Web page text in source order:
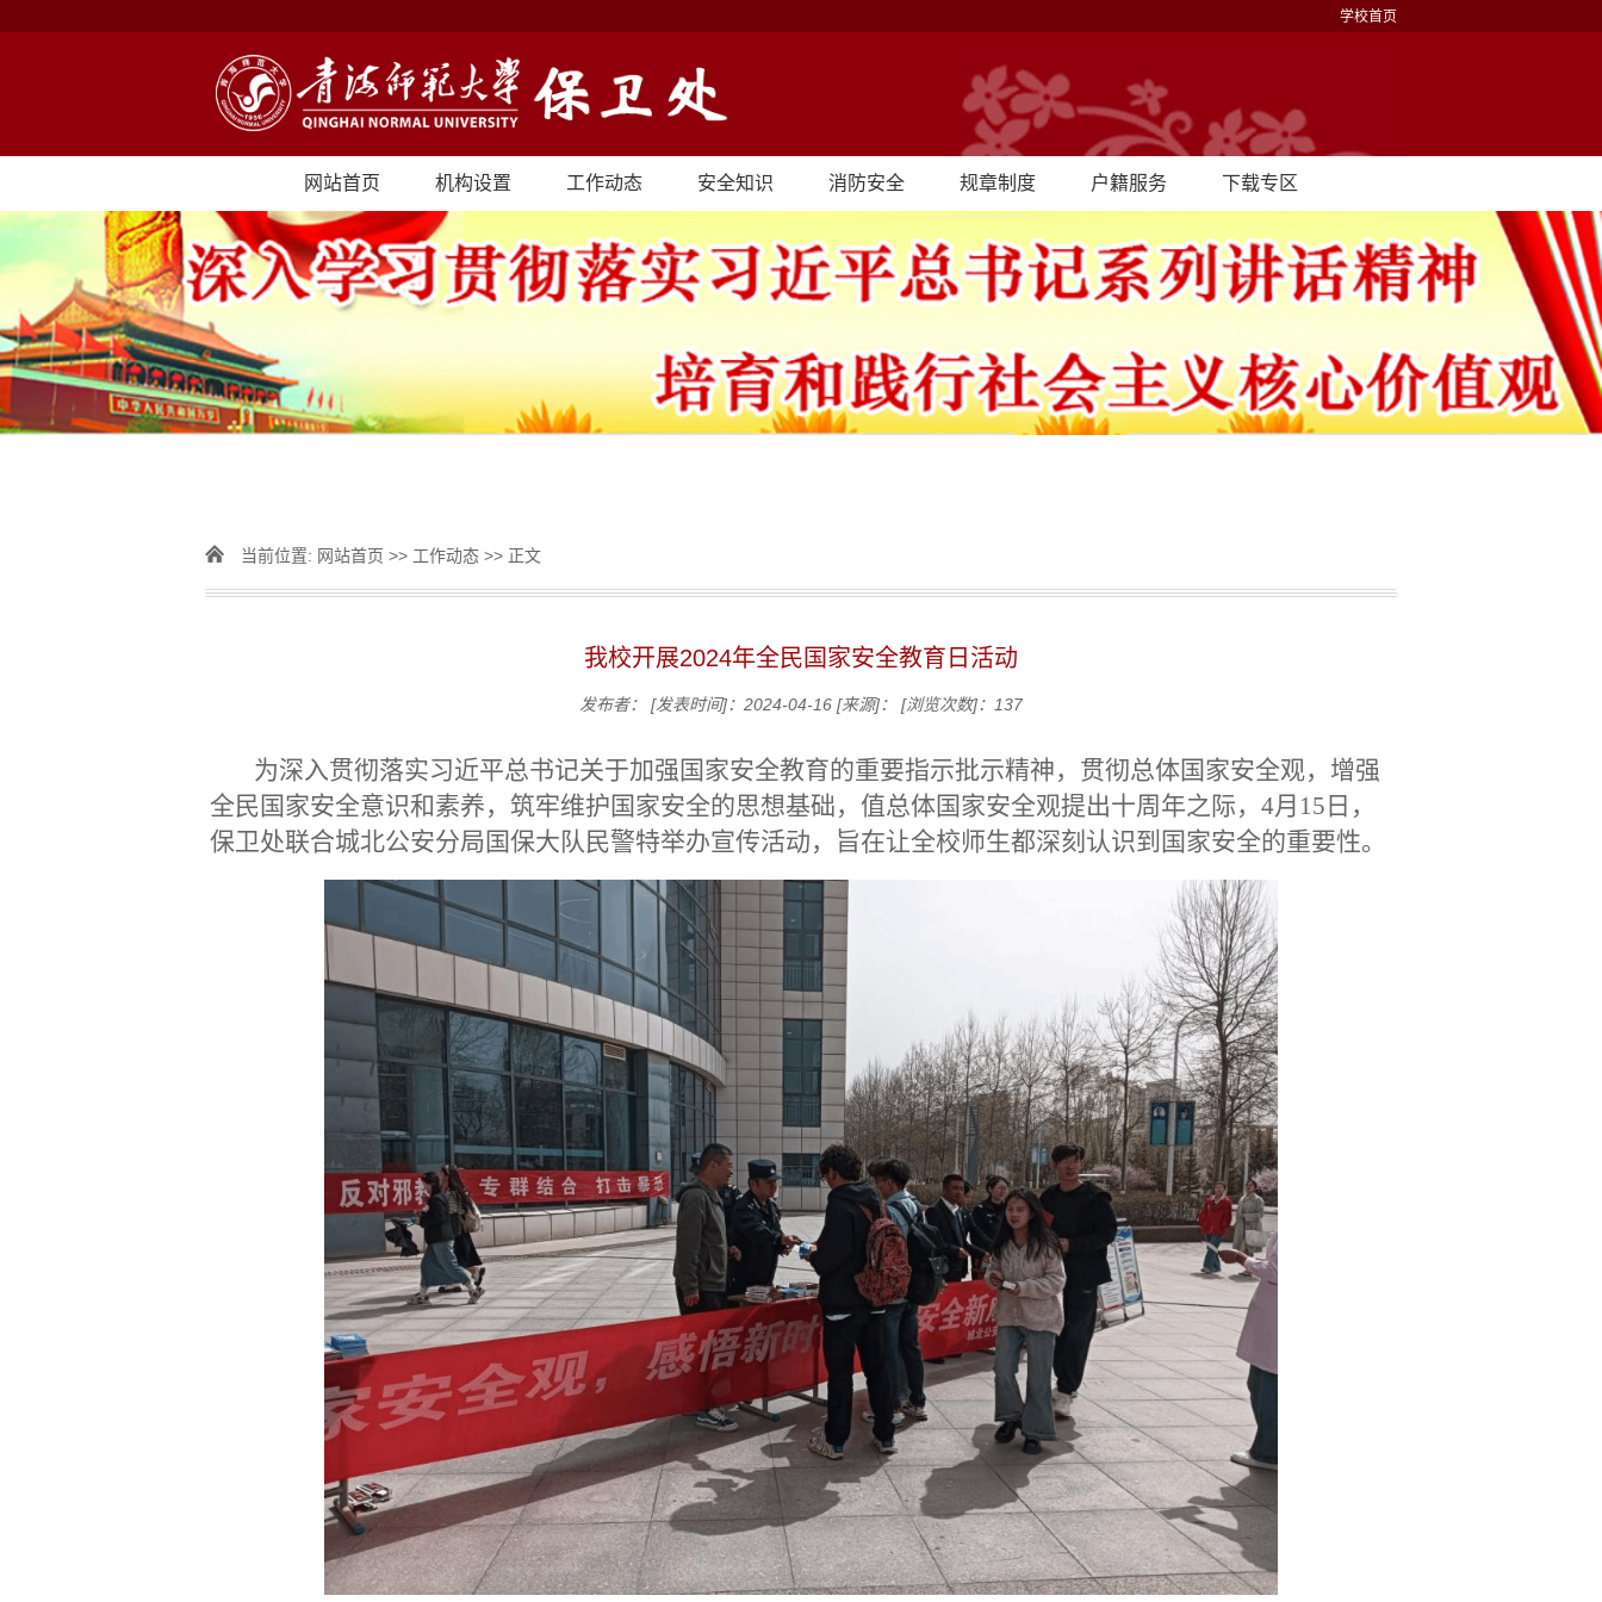
学校首页
网站首页 机构设置 工作动态 安全知识 消防安全 规章制度 户籍服务 下载专区
当前位置: 网站首页 >> 工作动态 >> 正文
我校开展2024年全民国家安全教育日活动
发布者： [发表时间]：2024-04-16 [来源]： [浏览次数]： 137
为深入贯彻落实习近平总书记关于加强国家安全教育的重要指示批示精神，贯彻总体国家安全观，增强
全民国家安全意识和素养，筑牢维护国家安全的思想基础，值总体国家安全观提出十周年之际，4月15日，
保卫处联合城北公安分局国保大队民警特举办宣传活动，旨在让全校师生都深刻认识到国家安全的重要性。